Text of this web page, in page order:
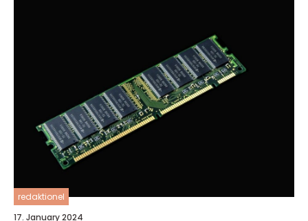
redaktionel
17. January 2024